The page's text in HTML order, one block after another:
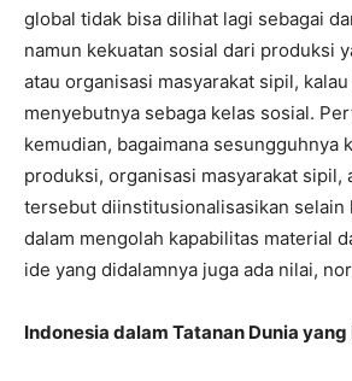
global tidak bisa dilihat lagi sebagai
namun kekuatan sosial dari produksi
atau organisasi masyarakat sipil,
menyebutnya sebaga kelas sosial.
kemudian, bagaimana sesungguhnya
produksi, organisasi masyarakat sipil,
tersebut diinstitusionalisasikan selain
dalam mengolah kapabilitas material
ide yang didalamnya juga ada nilai,
Indonesia dalam Tatanan Dunia